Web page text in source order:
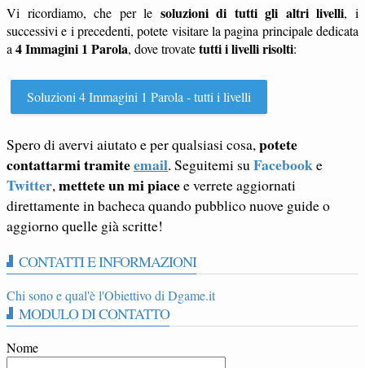
Vi ricordiamo, che per le soluzioni di tutti gli altri livelli, i
successivi e i precedenti, potete visitare la pagina principale dedicata
a4 Immagini 1 Parola, dove trovatetutti i livelli risolti:
Soluzioni 4 Immagini 1 Parola - tutti i livelli
Spero di avervi aiutato e per qualsiasi cosa,potete
contattarmi tramiteemail. Seguitemi suFacebooke
Twitter,mettete un mi piacee verrete aggiornati
direttamente in bacheca quando pubblico nuove guide o
aggiorno quelle già scritte!
CONTATTI E INFORMAZIONI
Chi sono e qual'è l'Obiettivo di Dgame.it
MODULO DI CONTATTO
Nome